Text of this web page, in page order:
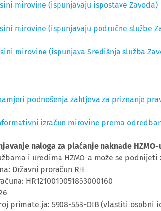
mirovine (ispunjavaju ispostave Zavoda)
mirovine (ispunjavaju područne službe
mirovine (ispunjava Središnja služba
podnošenja zahtjeva za priznanje
izračun mirovine prema
naloga za plaćanje naknade HZMO-
i uredima HZMO-a može se podnijeti
Državni proračun RH
HR1210010051863000160
primatelja: 5908-558-OIB (vlastiti osobni